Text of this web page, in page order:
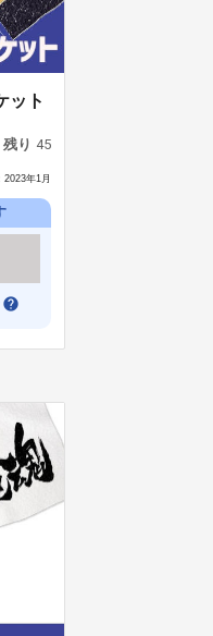
ット
残り 45
2023年1月
help